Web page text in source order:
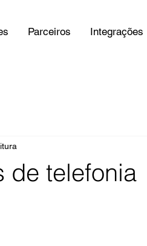
Parceiros Integrações
de telefonia